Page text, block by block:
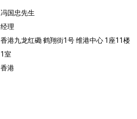
冯国忠先生
经理
香港九龙红磡 鹤翔街1号 维港中心 1座11楼
1室
香港